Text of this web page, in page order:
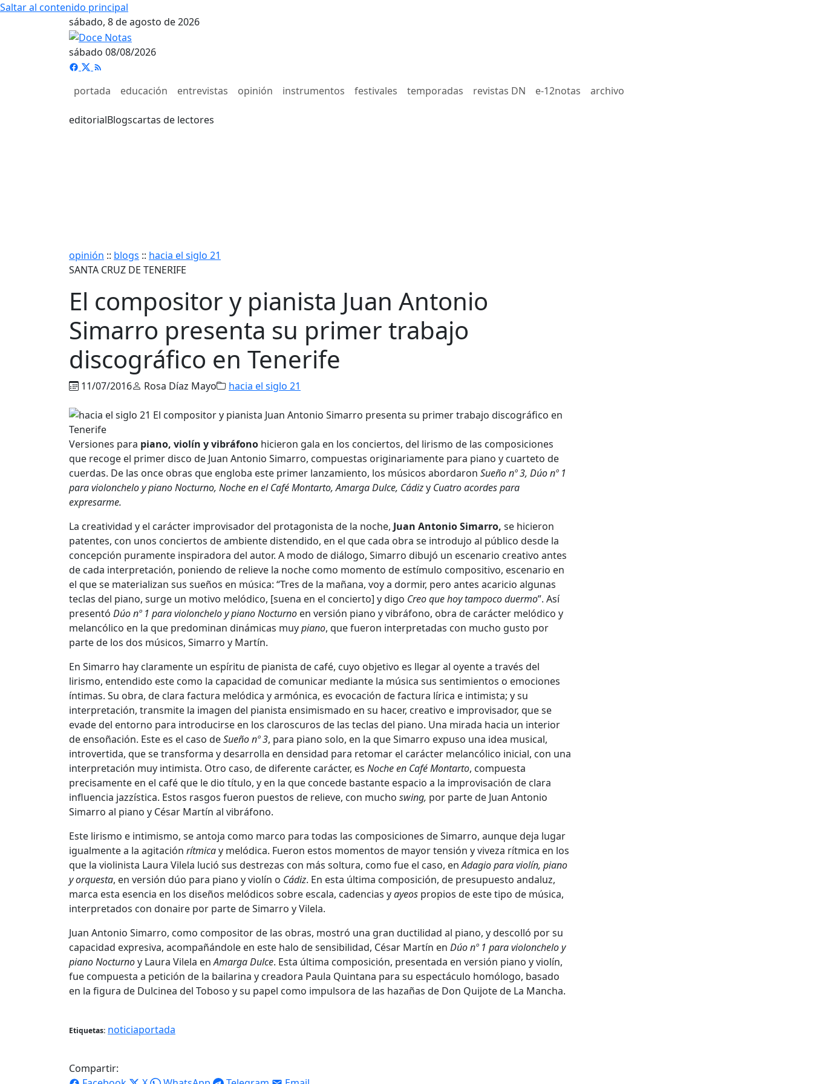
Saltar al contenido principal
sábado, 8 de agosto de 2026
sábado 08/08/2026
portada educación entrevistas opinión instrumentos festivales temporadas revistas DN e-12notas archivo
editorialBlogscartas de lectores
opinión :: blogs :: hacia el siglo 21
SANTA CRUZ DE TENERIFE
El compositor y pianista Juan Antonio
Simarro presenta su primer trabajo
discográfico en Tenerife
11/07/2016 Rosa Díaz Mayo hacia el siglo 21
Versiones para piano, violín y vibráfono hicieron gala en los conciertos, del lirismo de las composiciones
que recoge el primer disco de Juan Antonio Simarro, compuestas originariamente para piano y cuarteto de
cuerdas. De las once obras que engloba este primer lanzamiento, los músicos abordaron Sueño nº 3, Dúo nº 1
para violonchelo y piano Nocturno, Noche en el Café Montarto, Amarga Dulce, Cádizy Cuatro acordes para
expresarme.
La creatividad y el carácter improvisador del protagonista de la noche, Juan Antonio Simarro, se hicieron
patentes, con unos conciertos de ambiente distendido, en el que cada obra se introdujo al público desde la
concepción puramente inspiradora del autor. A modo de diálogo, Simarro dibujó un escenario creativo antes
de cada interpretación, poniendo de relieve la noche como momento de estímulo compositivo, escenario en
el que se materializan sus sueños en música: “Tres de la mañana, voy a dormir, pero antes acaricio algunas
teclas del piano, surge un motivo melódico, [suena en el concierto] y digo Creo que hoy tampoco duermo”. Así
presentó Dúo nº 1 para violonchelo y piano Nocturno en versión piano y vibráfono, obra de carácter melódico y
melancólico en la que predominan dinámicas muypiano, que fueron interpretadas con mucho gusto por
parte de los dos músicos, Simarro y Martín.
En Simarro hay claramente un espíritu de pianista de café, cuyo objetivo es llegar al oyente a través del
lirismo, entendido este como la capacidad de comunicar mediante la música sus sentimientos o emociones
íntimas. Su obra, de clara factura melódica y armónica, es evocación de factura lírica e intimista; y su
interpretación, transmite la imagen del pianista ensimismado en su hacer, creativo e improvisador, que se
evade del entorno para introducirse en los claroscuros de las teclas del piano. Una mirada hacia un interior
de ensoñación. Este es el caso deSueño nº 3, para piano solo, en la que Simarro expuso una idea musical,
introvertida, que se transforma y desarrolla en densidad para retomar el carácter melancólico inicial, con una
interpretación muy intimista. Otro caso, de diferente carácter, es Noche en Café Montarto, compuesta
precisamente en el café que le dio título, y en la que concede bastante espacio a la improvisación de clara
influencia jazzística. Estos rasgos fueron puestos de relieve, con mucho swing, por parte de Juan Antonio
Simarro al piano y César Martín al vibráfono.
Este lirismo e intimismo, se antoja como marco para todas las composiciones de Simarro, aunque deja lugar
igualmente a la agitación rítmicay melódica. Fueron estos momentos de mayor tensión y viveza rítmica en los
que la violinista Laura Vilela lució sus destrezas con más soltura, como fue el caso, enAdagio para violín, piano
y orquesta, en versión dúo para piano y violín o Cádiz. En esta última composición, de presupuesto andaluz,
marca esta esencia en los diseños melódicos sobre escala, cadencias yayeos propios de este tipo de música,
interpretados con donaire por parte de Simarro y Vilela.
Juan Antonio Simarro, como compositor de las obras, mostró una gran ductilidad al piano, y descolló por su
capacidad expresiva, acompañándole en este halo de sensibilidad, César Martín en Dúo nº 1 para violonchelo y
piano Nocturnoy Laura Vilela enAmarga Dulce. Esta última composición, presentada en versión piano y violín,
fue compuesta a petición de la bailarina y creadora Paula Quintana para su espectáculo homólogo, basado
en la figura de Dulcinea del Toboso y su papel como impulsora de las hazañas de Don Quijote de La Mancha.
Etiquetas: noticiaportada
Compartir: